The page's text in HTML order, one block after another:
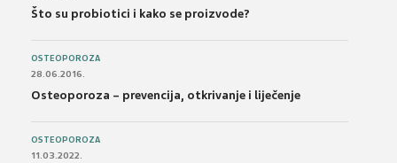
Što su probiotici i kako se proizvode?
OSTEOPOROZA
28.06.2016.
Osteoporoza – prevencija, otkrivanje i liječenje
OSTEOPOROZA
11.03.2022.